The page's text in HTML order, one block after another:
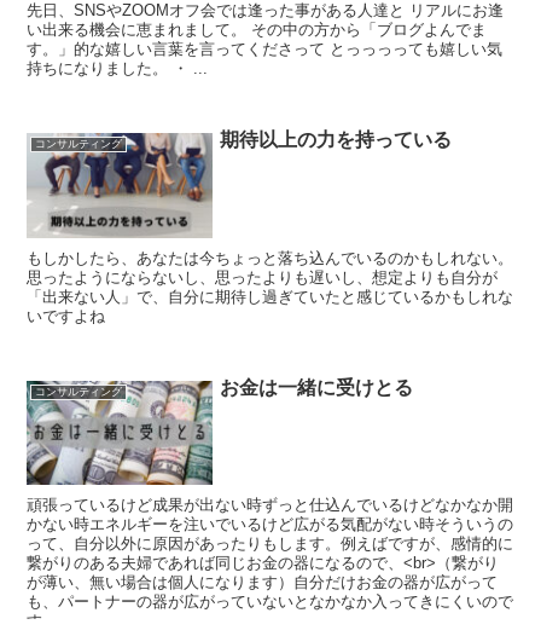
先日、SNSやZOOMオフ会では逢った事がある人達と リアルにお逢
い出来る機会に恵まれまして。 その中の方から「ブログよんでま
す。」的な嬉しい言葉を言ってくださって とっっっっても嬉しい気
持ちになりました。 ・ ...
コンサルティング 期待以上の力を持っている
もしかしたら、あなたは今ちょっと落ち込んでいるのかもしれない。
思ったようにならないし、思ったよりも遅いし、想定よりも自分が
「出来ない人」で、自分に期待し過ぎていたと感じているかもしれな
いですよね
コンサルティング お金は一緒に受けとる
頑張っているけど成果が出ない時ずっと仕込んでいるけどなかなか開
かない時エネルギーを注いでいるけど広がる気配がない時そういうの
って、自分以外に原因があったりもします。例えばですが、感情的に
繋がりのある夫婦であれば同じお金の器になるので、<br>（繋がり
が薄い、無い場合は個人になります）自分だけお金の器が広がって
も、パートナーの器が広がっていないとなかなか入ってきにくいので
す。